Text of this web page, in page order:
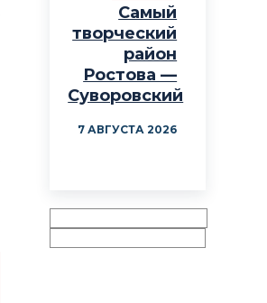
Самый
творческий
район
Ростова —
Суворовский
7 АВГУСТА 2026